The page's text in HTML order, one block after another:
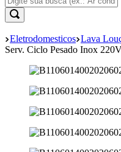
Eletrodomesticos Lava
Serv. Ciclo Pesado Inox